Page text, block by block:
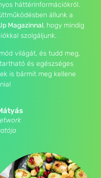
háttérinformációkról.
állunk a
Magazinnal, hogy mindig
szolgáljunk.
világát, és tudd meg,
és egészséges
is bármit meg kellene